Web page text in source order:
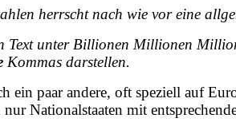
herrscht nach wie vor eine
Text unter Billionen Millionen
Kommas darstellen.
ein paar andere, oft speziell auf
Nationalstaaten mit